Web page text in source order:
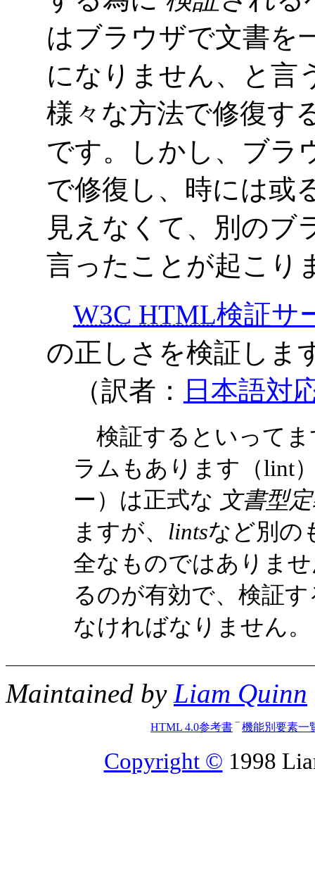
はブラウザで文書を
になりません、と言
様々な方法で修復す
です。しかし、ブラ
で修復し、時には或
見えなくて、別のブ
言ったことが起こり
W3C HTML検証サ
の正しさを検証しま
（訳者：
日本語対
検証するといってま
ラムもあります（lint
ー）は正式な 文書型
ますが、 lintsなど別の
全なものではありま
るのが有効で、検証
なければなりません。
Maintained by Liam Quinn
HTML 4.0参考書 機能別要素一
Copyright © 1998